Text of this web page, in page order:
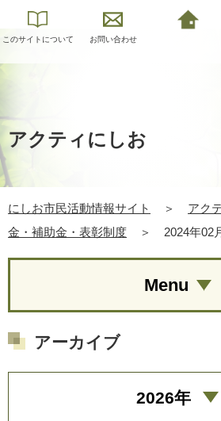
このサイトについて お問い合わせ
アクティにしお
にしお市民活動情報サイト ＞ アク
金・補助金・表彰制度
＞ 2024年02
Menu
アーカイブ
2026年